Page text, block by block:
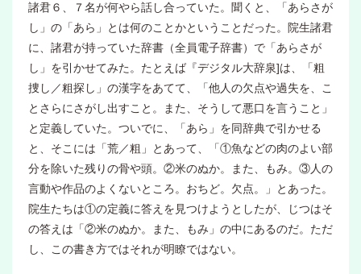
諸君６、７名が何やら話し合っていた。聞くと、「あらさが
し」の「あら」とは何のことかということだった。院生諸君
に、諸君が持っていた辞書（全員電子辞書）で「あらさが
し」を引かせてみた。たとえば『デジタル大辞泉]は、「粗
捜し／粗探し」の漢字をあてて、「他人の欠点や過失を、こ
とさらにさがし出すこと。また、そうして悪口を言うこと」
と定義していた。ついでに、「あら」を同辞典で引かせる
と、そこには「荒／粗」とあって、「①魚などの肉のよい部
分を除いた残りの骨や頭。②米のぬか。また、もみ。③人の
言動や作品のよくないところ。おちど。欠点。」とあった。
院生たちは①の定義に答えを見つけようとしたが、じつはそ
の答えは「②米のぬか。また、もみ」の中にあるのだ。ただ
し、この書き方ではそれが明瞭ではない。